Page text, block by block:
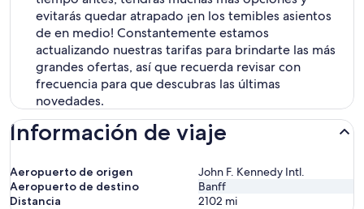
evitarás quedar atrapado ¡en los temibles asientos
de en medio! Constantemente estamos
actualizando nuestras tarifas para brindarte las más
grandes ofertas, así que recuerda revisar con
frecuencia para que descubras las últimas
novedades.
Información de viaje
Aeropuerto de origen
John F. Kennedy Intl.
Aeropuerto de destino
Banff
Distancia
2102 mi